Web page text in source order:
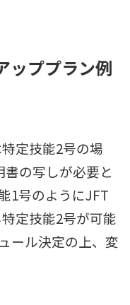
ッププラン例
定技能2号の場
の写しが必要と
1号のようにJFT
定技能2号が可能
ール決定の上、変